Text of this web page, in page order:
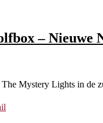
– Nieuwe
Mystery Lights in de